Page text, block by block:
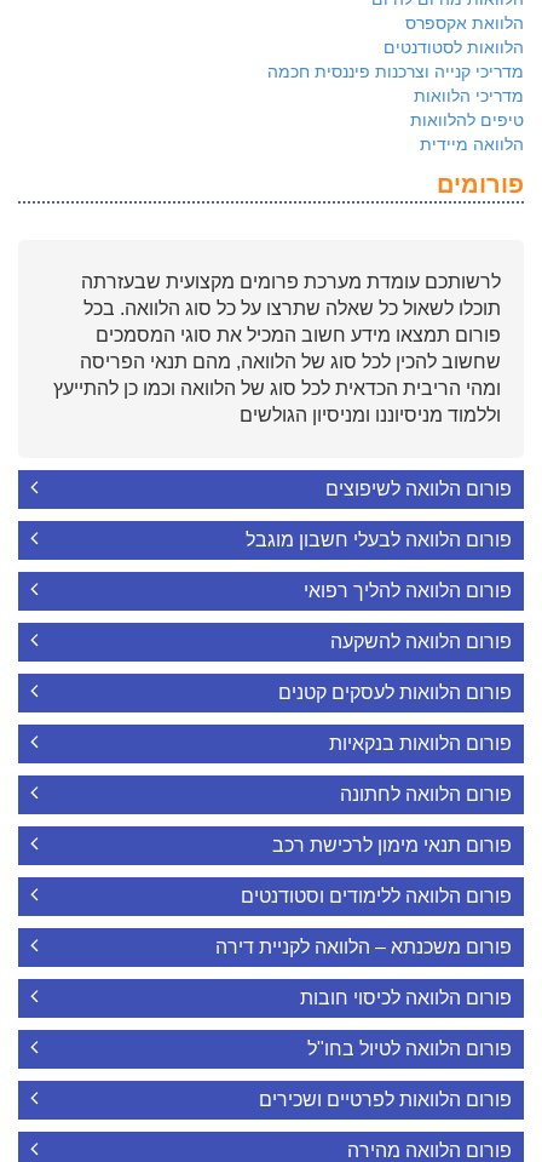
הלוואת אקספרס
הלוואות לסטודנטים
מדריכי קנייה וצרכנות פיננסית חכמה
מדריכי הלוואות
טיפים להלוואות
הלוואה מיידית
פורומים
לרשותכם עומדת מערכת פרומים מקצועית שבעזרתה
תוכלו לשאול כל שאלה שתרצו על כל סוג הלוואה. בכל
פורום תמצאו מידע חשוב המכיל את סוגי המסמכים
שחשוב להכין לכל סוג של הלוואה, מהם תנאי הפריסה
ומהי הריבית הכדאית לכל סוג של הלוואה וכמו כן להתייעץ
וללמוד מניסיוננו ומניסיון הגולשים
פורום הלוואה לשיפוצים
פורום הלוואה לבעלי חשבון מוגבל
פורום הלוואה להליך רפואי
פורום הלוואה להשקעה
פורום הלוואות לעסקים קטנים
פורום הלוואות בנקאיות
פורום הלוואה לחתונה
פורום תנאי מימון לרכישת רכב
פורום הלוואה ללימודים וסטודנטים
פורום משכנתא – הלוואה לקניית דירה
פורום הלוואה לכיסוי חובות
פורום הלוואה לטיול בחו"ל
פורום הלוואות לפרטיים ושכירים
פורום הלוואה מהירה